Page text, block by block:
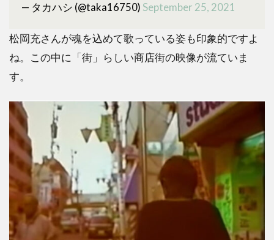
— タカハシ (@taka16750)September 25, 2021
松岡充さんが魂を込めて歌っている姿も印象的ですよ
ね。この中に「街」らしい商店街の映像が流ていま
す。